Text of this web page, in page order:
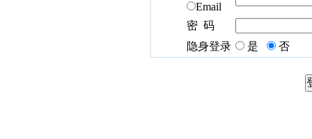
Email
密 码
隐身登录
是 否